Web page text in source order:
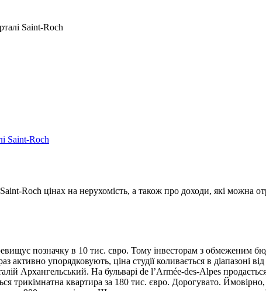
Saint-Roch
Roch цінах на нерухомість, а також про доходи, які можна
позначку в 10 тис. євро. Тому інвесторам з обмеженим
активно упорядковують, ціна студії коливається в діапазоні
Архангельський. На бульварі de l’Armée-des-Alpes
трикімнатна квартира за 180 тис. євро. Дорогувато.